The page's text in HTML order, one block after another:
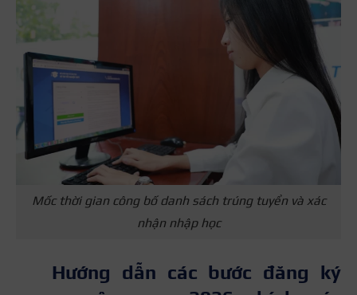
Mốc thời gian công bố danh sách trúng tuyển và xác
nhận nhập học
Hướng dẫn các bước đăng ký